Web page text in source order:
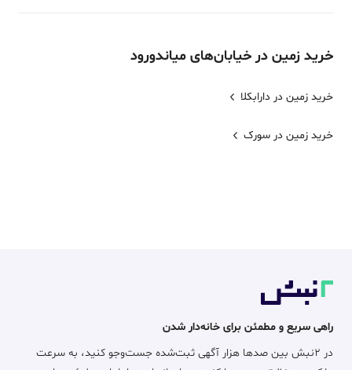
خرید زمین در خیابان‌های میاندورود
خرید زمین در دارابکلا
خرید زمین در سورک
راهی سریع و مطمئن برای خانه‌دار شدن
در ۲نبش بین صدها هزار آگهی ثبت‌شده جست‌وجو کنید، به سرعت